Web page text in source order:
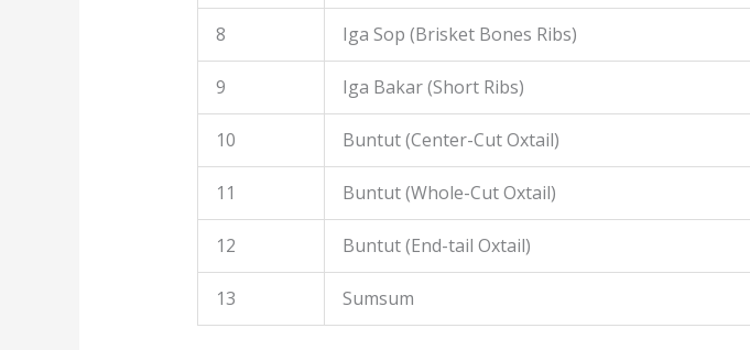
8 Iga Sop (Brisket Bones Ribs)
9 Iga Bakar (Short Ribs)
10 Buntut (Center-Cut Oxtail)
11 Buntut (Whole-Cut Oxtail)
12 Buntut (End-tail Oxtail)
13 Sumsum